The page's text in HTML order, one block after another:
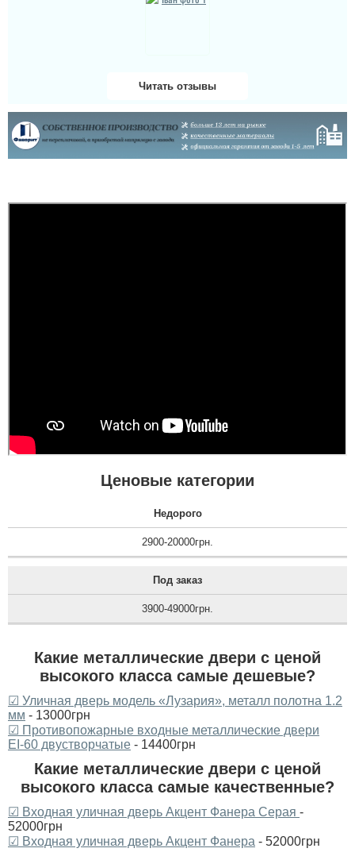
Олег
Встановили на
слідуючий день, двері
Читать отзывы
Ценовые категории
Недорого
2900-20000грн.
Под заказ
3900-49000грн.
Какие металлические двери с ценой
высокого класса самые дешевые?
☑ Уличная дверь модель «Лузария», металл полотна 1.2
мм - 13000грн
☑ Противопожарные входные металлические двери
ЕІ-60 двустворчатые - 14400грн
Какие металлические двери с ценой
высокого класса самые качественные?
☑ Входная уличная дверь Акцент Фанера Серая -
52000грн
☑ Входная уличная дверь Акцент Фанера - 52000грн